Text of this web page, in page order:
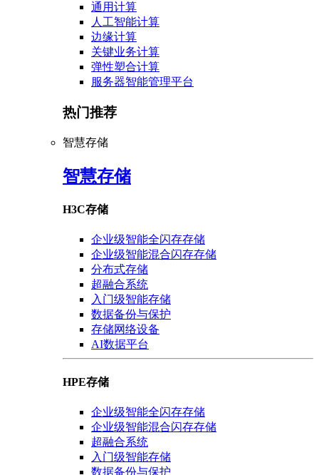
通用计算
人工智能计算
边缘计算
关键业务计算
弹性塑合计算
服务器智能管理平台
热门推荐
智慧存储
智慧存储
H3C存储
企业级智能全闪存存储
企业级智能混合闪存存储
分布式存储
超融合系统
入门级智能存储
数据备份与保护
存储网络设备
AI数据平台
HPE存储
企业级智能全闪存存储
企业级智能混合闪存存储
超融合系统
入门级智能存储
数据备份与保护